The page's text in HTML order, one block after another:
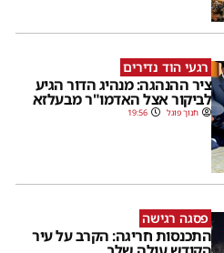
רגעי הוד נדירים
ציר ההנהגה: מנהיג הדור הגיע
לביקור אצל האדמו"ר מבעלזא
חנוך פוגל 19:56
פסגה רגישה
התכנסות חריגה: הקרב על עיר